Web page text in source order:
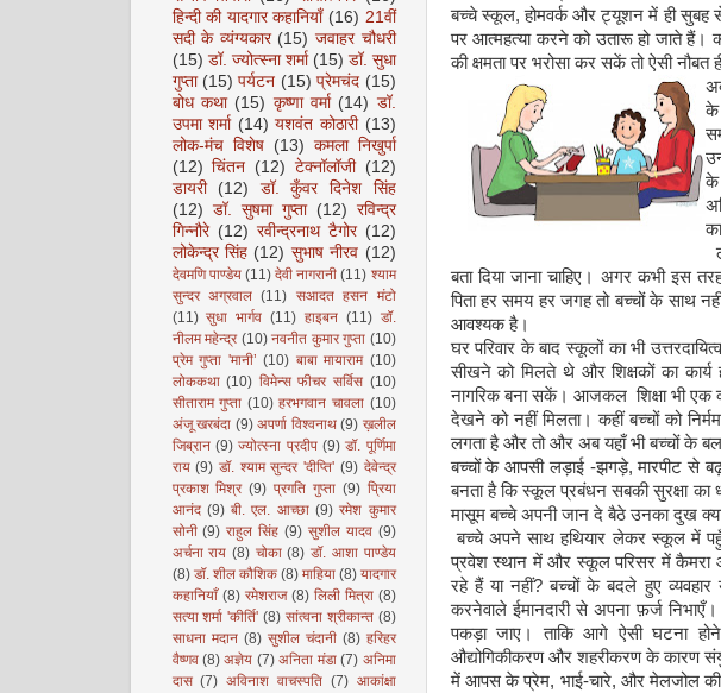
बच्चे स्कूल,होमवर्क और ट्यूशन में ही सुबह
पर आत्महत्या करने को उतारू हो जाते हैं।
की क्षमता पर भरोसा कर सकें तो ऐसी
के
के
बता दिया जाना चाहिए। अगर कभी इस
पिता हर समय हर जगह तो बच्चों के साथ
आवश्यक है।
घर परिवार के बाद स्कूलों का भी
सीखने को मिलते थे और शिक्षकों का कार्य
नागरिक बना सकें। आजकल शिक्षा भी एक
देखने को नहीं मिलता। कहीं बच्चों को निर्मम
लगता है और तो और अब यहाँ भी बच्चों के
बच्चों के आपसी लड़ाई -झगड़े,मारपीट से
बनता है कि स्कूल प्रबंधन सबकी सुरक्षा का
मासूम बच्चे अपनी जान दे बैठे उनका दुख
बच्चे अपने साथ हथियार लेकर स्कूल में
प्रवेश स्थान में और स्कूल परिसर में कैमरा
रहे हैं या नहीं?बच्चों के बदले हुए व्यवहार
करनेवाले ईमानदारी से अपना फ़र्ज
पकड़ा जाए। ताकि आगे ऐसी घटना
औद्योगिकीकरण और शहरीकरण के कारण
में आपस के प्रेम, भाई-चारे, और मेलजोल की
हिन्दी की यादगार कहानियाँ (16) 21वीं
सदी के व्यंग्यकार (15) जवाहर चौधरी
(15) डॉ. ज्योत्स्ना शर्मा (15) डॉ. सुधा
गुप्ता (15) पर्यटन (15) प्रेमचंद (15)
बोध कथा (15) कृष्णा वर्मा (14) डॉ.
उपमा शर्मा (14) यशवंत कोठारी (13)
लोक-मंच विशेष
(13) कमला निखुर्पा
(12) चिंतन (12) टेक्नॉलॉजी
(12)
डायरी
(12)
डॉ. कुँवर दिनेश सिंह
(12) डॉ. सुषमा गुप्ता (12) रविन्द्र
गिन्नौरे (12) रवीन्द्रनाथ टैगोर (12)
लोकेन्द्र सिंह (12) सुभाष नीरव (12)
देवमणि पाण्डेय (11) देवी नागरानी (11) श्याम
सुन्दर अग्रवाल (11) सआदत हसन मंटो
(11) सुधा भार्गव (11) हाइबन (11) डॉ.
नीलम महेन्द्र (10) नवनीत कुमार गुप्ता (10)
प्रेम गुप्ता 'मानी’ (10) बाबा मायाराम (10)
लोककथा (10) विमेन्स फीचर सर्विस (10)
सीताराम गुप्ता (10) हरभगवान चावला (10)
अंजू खरबंदा (9) अपर्णा विश्वनाथ (9) ख़लील
जिब्रान (9) ज्योत्स्ना प्रदीप (9) डॉ. पूर्णिमा
राय (9) डॉ. श्याम सुन्दर 'दीप्ति' (9) देवेन्द्र
प्रकाश मिश्र (9) प्रगति गुप्ता (9) प्रिया
आनंद (9) बी. एल. आच्छा (9) रमेश कुमार
सोनी (9) राहुल सिंह (9) सुशील यादव (9)
अर्चना राय (8) चोका (8) डॉ. आशा पाण्डेय
(8) डॉ. शील कौशिक (8) माहिया (8) यादगार
कहानियाँ (8) रमेशराज (8) लिली मित्रा (8)
सत्या शर्मा 'कीर्ति' (8) सांत्वना श्रीकान्त (8)
साधना मदान (8) सुशील चंदानी (8) हरिहर
वैष्णव (8) अज्ञेय (7) अनिता मंडा (7) अनिमा
दास (7) अविनाश वाचस्पति (7) आकांक्षा